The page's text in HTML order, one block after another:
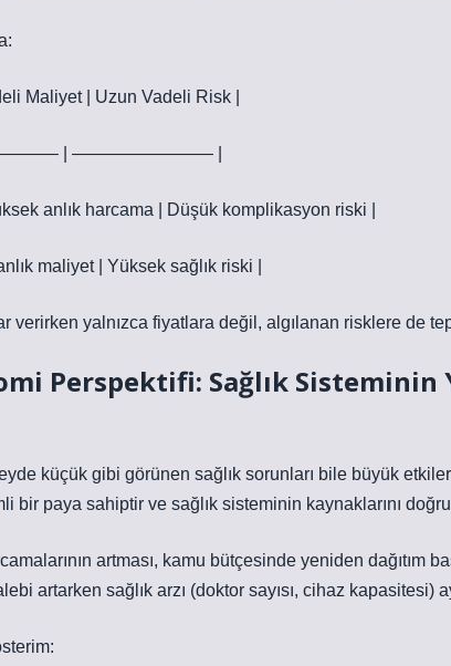
Maliyet | Uzun Vadeli Risk |
| ———————— |
anlık harcama | Düşük komplikasyon riski |
maliyet | Yüksek sağlık riski |
verirken yalnızca fiyatlara değil, algılanan risklere de
Perspektifi: Sağlık Sisteminin
küçük gibi görünen sağlık sorunları bile büyük
bir paya sahiptir ve sağlık sisteminin kaynaklarını
artması, kamu bütçesinde yeniden dağıtım
artarken sağlık arzı (doktor sayısı, cihaz kapasitesi)